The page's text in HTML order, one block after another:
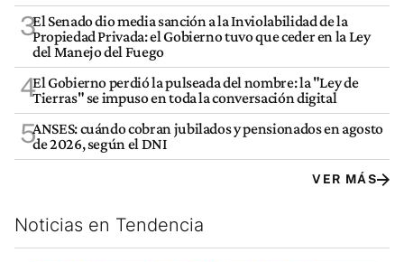
3El Senado dio media sanción a la Inviolabilidad de la
Propiedad Privada: el Gobierno tuvo que ceder en la Ley
del Manejo del Fuego
4El Gobierno perdió la pulseada del nombre: la "Ley de
Tierras" se impuso en toda la conversación digital
5ANSES: cuándo cobran jubilados y pensionados en agosto
de 2026, según el DNI
VER MÁS
Noticias en Tendencia
Este listado muestra los artículos con más comentarios en los